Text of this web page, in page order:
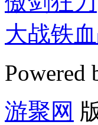
大战铁
Powered
游聚网